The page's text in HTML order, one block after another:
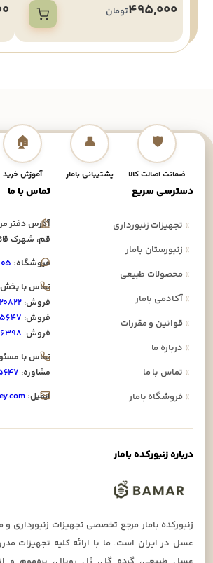
495,000تومان
🛡️
ضمانت اصالت کالا
👤
پشتیبانی بامار
🏠
آموزش خرید
دسترسی سریع
»تجهیزات زنبورداری
»زنبورستان بامار
»محصولات طبیعی
»آکادمی بامار
»قوانین و مقررات
»درباره ما
»تماس با ما
»فروشگاه بامار
تماس با ما
آدرس دفتر
قم، شهرک
فروشگاه:
تماس با
فروش:
فروش:
فروش:
تماس با
مشاوره:
ایمیل:
درباره زنبورکده بامار
زنبورکده بامار مرجع تخصصی تجهیزات زنبورداری
عسل در ایران است. ما با ارائه کلیه تجهیزات